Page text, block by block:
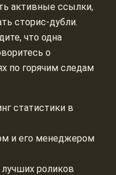
активные ссылки,
сторис‑дубли.
что одна
о
по горячим следам
статистики в
и его менеджером
роликов